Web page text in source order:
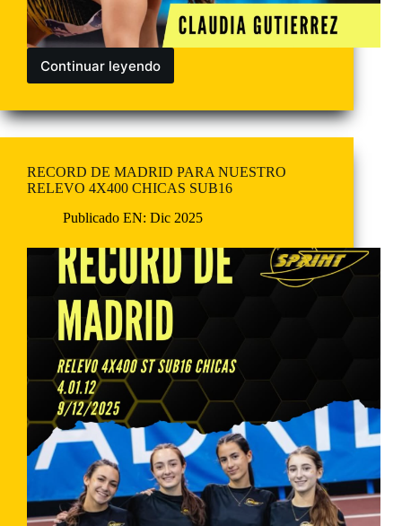
Continuar leyendo
RECORD DE MADRID PARA NUESTRO
RELEVO 4X400 CHICAS SUB16
Publicado EN: Dic 2025